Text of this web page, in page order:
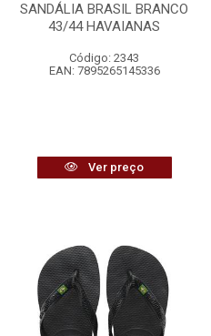
SANDÁLIA BRASIL BRANCO
43/44 HAVAIANAS
Código: 2343
EAN: 7895265145336
Ver preço